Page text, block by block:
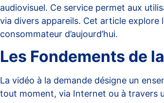
audiovisuel. Ce service permet aux
via divers appareils. Cet article
consommateur d’aujourd’hui.
Les Fondements de
La vidéo à la demande désigne un
tout moment, via Internet ou à travers